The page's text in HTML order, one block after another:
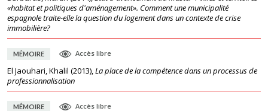
«habitat et politiques d'aménagement». Comment une municipalité
espagnole traite-elle la question du logement dans un contexte de crise
immobilière?
MÉMOIRE Accès libre
El Jaouhari, Khalil (2013),La place de la compétence dans un processus de
professionnalisation
MÉMOIRE Accès libre